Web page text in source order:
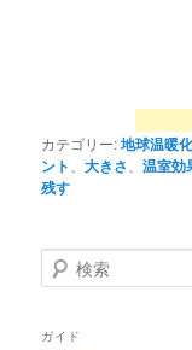
カテゴリー:地球温暖
ント
、大きさ 、温室効
残す
検
索
ガイド